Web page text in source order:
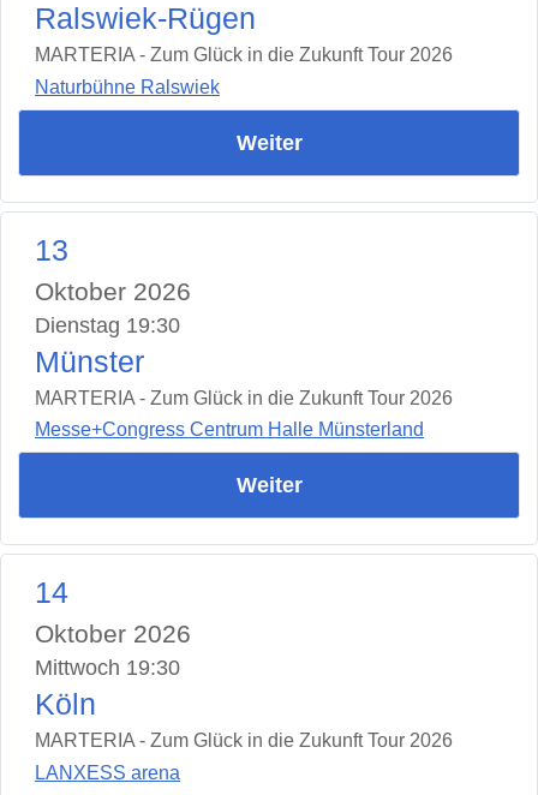
Ralswiek-Rügen
MARTERIA - Zum Glück in die Zukunft Tour 2026
Naturbühne Ralswiek
Weiter
13
Oktober 2026
Dienstag 19:30
Münster
MARTERIA - Zum Glück in die Zukunft Tour 2026
Messe+Congress Centrum Halle Münsterland
Weiter
14
Oktober 2026
Mittwoch 19:30
Köln
MARTERIA - Zum Glück in die Zukunft Tour 2026
LANXESS arena